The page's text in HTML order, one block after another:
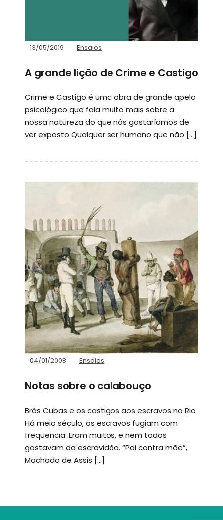
13/05/2019 Ensaios
A grande lição de Crime e Castigo
Crime e Castigo é uma obra de grande apelo
psicológico que fala muito mais sobre a
nossa natureza do que nós gostaríamos de
ver exposto Qualquer ser humano que não […]
04/01/2008 Ensaios
Notas sobre o calabouço
Brás Cubas e os castigos aos escravos no Rio
Há meio século, os escravos fugiam com
frequência. Eram muitos, e nem todos
gostavam da escravidão. “Pai contra mãe”,
Machado de Assis […]